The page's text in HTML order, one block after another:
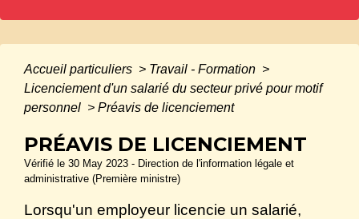
Accueil particuliers > Travail - Formation >
Licenciement d'un salarié du secteur privé pour motif
personnel > Préavis de licenciement
PRÉAVIS DE LICENCIEMENT
Vérifié le 30 May 2023 - Direction de l'information légale et
administrative (Première ministre)
Lorsqu'un employeur licencie un salarié,